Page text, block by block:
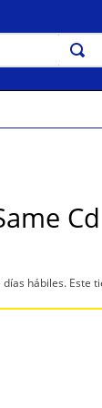
hábiles. Este